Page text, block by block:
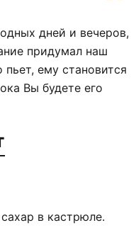
дней и вечеров,
придумал наш
пьет, ему становится
Вы будете его
в кастрюле.